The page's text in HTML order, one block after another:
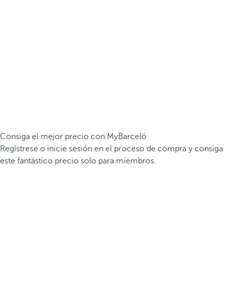
Consiga el mejor precio con MyBarceló
Regístrese o inicie sesión en el proceso de compra y consiga
este fantástico precio solo para miembros.